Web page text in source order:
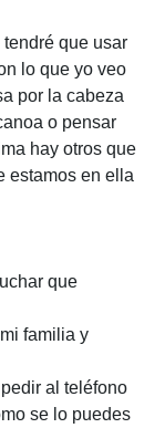
que usar
lo que yo veo
por la cabeza
o pensar
hay otros que
estamos en ella
que
familia y
al teléfono
se lo puedes